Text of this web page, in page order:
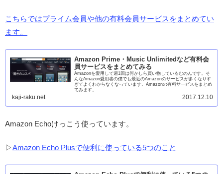
こちらではプライム会員や他の有料会員サービスをまとめてい
ます。
Amazon Prime・Music Unlimitedなど有料会
員サービスをまとめてみる
Amazonを愛用して週1回は何かしら買い物しているむのんです。そ
んなAmazon愛用者の僕でも最近のAmazonのサービスが多くなりす
ぎてよくわからなくなっています。Amazonの有料サービスをまとめ
てみます。
kaji-raku.net 2017.12.10
Amazon Echoけっこう使っています。
▷Amazon Echo Plusで便利に使っている5つのこと